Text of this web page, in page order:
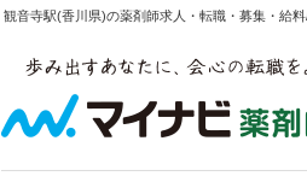
観音寺駅(香川県)の薬剤師求人・転職・募集・給